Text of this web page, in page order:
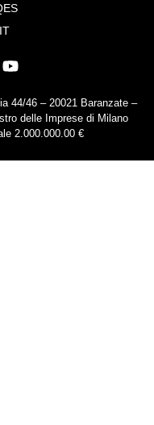
44/46 – 20021 Baranzate –
delle Imprese di Milano
2.000.000.00 €